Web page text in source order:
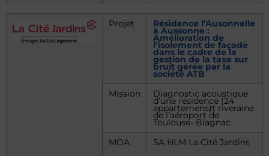
Projet Résidence l’Ausonnelle
à Aussonne :
Amélioration de
l’isolement de façade
dans le cadre de la
gestion de la taxe sur
bruit gérée par la
société ATB
Mission
Diagnostic acoustique
d’une résidence (24
appartemens)t riveraine
de l’aéroport de
Toulouse- Blagnac
MOA
SA HLM La Cité Jardins